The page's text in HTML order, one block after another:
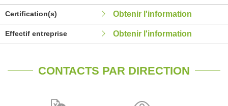
Certification(s) Obtenir l'information
Effectif entreprise Obtenir l'information
CONTACTS PAR DIRECTION